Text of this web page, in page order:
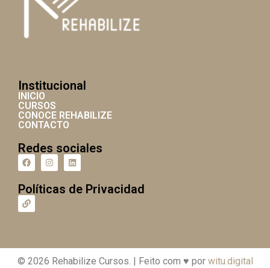
Institucional
INICIO
CURSOS
CONOCE REHABILIZE
CONTACTO
Redes sociales
Políticas de Privacidad
© 2026 Rehabilize Cursos. | Feito com ♥ por witu.digital